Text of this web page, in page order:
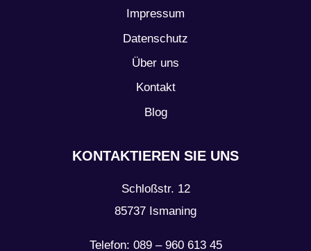
Impressum
Datenschutz
Über uns
Kontakt
Blog
KONTAKTIEREN SIE UNS
Schloßstr. 12
85737 Ismaning
Telefon: 089 – 960 613 45